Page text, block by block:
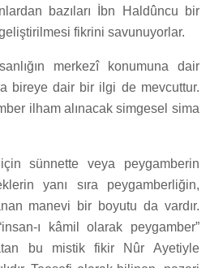
bazıları İbn Haldûncu bir
fikrini savunuyorlar.
merkezî konumuna dair
bireye dair bir ilgi de mevcuttur.
ilham alınacak simgesel sima
sünnette veya peygamberin
yanı sıra peygamberliğin,
manevi bir boyutu da vardır.
ı kâmil olarak peygamber”
bu mistik fikir Nûr Ayetiyle